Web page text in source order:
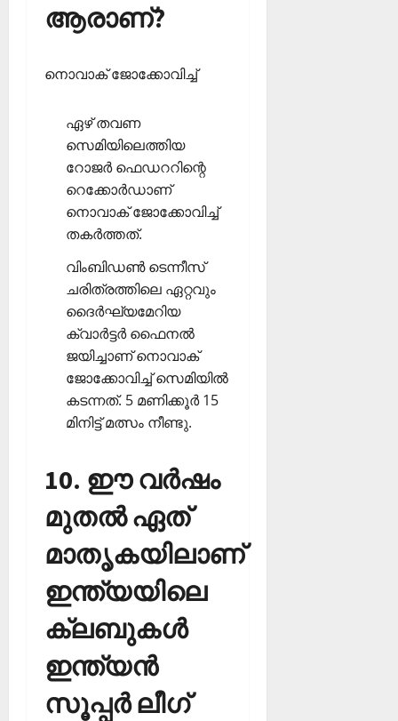
ആരാണ്?
നൊവാക് ജോക്കോവിച്ച്
ഏഴ് തവണ
സെമിയിലെത്തിയ
റോജര്‍ ഫെഡററിന്റെ
റെക്കോര്‍ഡാണ്
നൊവാക് ജോക്കോവിച്ച്
തകര്‍ത്തത്.
വിംബിഡണ്‍ ടെന്നീസ്
ചരിത്രത്തിലെ ഏറ്റവും
ദൈര്‍ഘ്യമേറിയ
ക്വാര്‍ട്ടര്‍ ഫൈനല്‍
ജയിച്ചാണ് നൊവാക്
ജോക്കോവിച്ച് സെമിയില്‍
കടന്നത്. 5 മണിക്കൂര്‍ 15
മിനിട്ട് മത്സം നീണ്ടു.
10. ഈ വര്‍ഷം
മുതല്‍ ഏത്
മാതൃകയിലാണ്
ഇന്ത്യയിലെ
ക്ലബുകള്‍
ഇന്ത്യന്‍
സൂപ്പര്‍ ലീഗ്